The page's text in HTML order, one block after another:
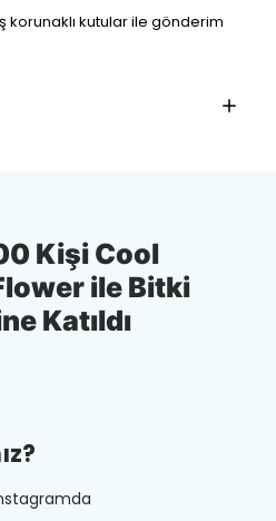
korunaklı kutular ile gönderim
Kişi Cool
ile Bitki
Katıldı